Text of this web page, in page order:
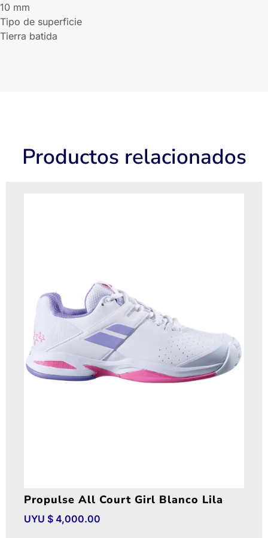
10 mm
Tipo de superficie
Tierra batida
Productos relacionados
Propulse All Court Girl Blanco Lila
UYU $ 4,000.00